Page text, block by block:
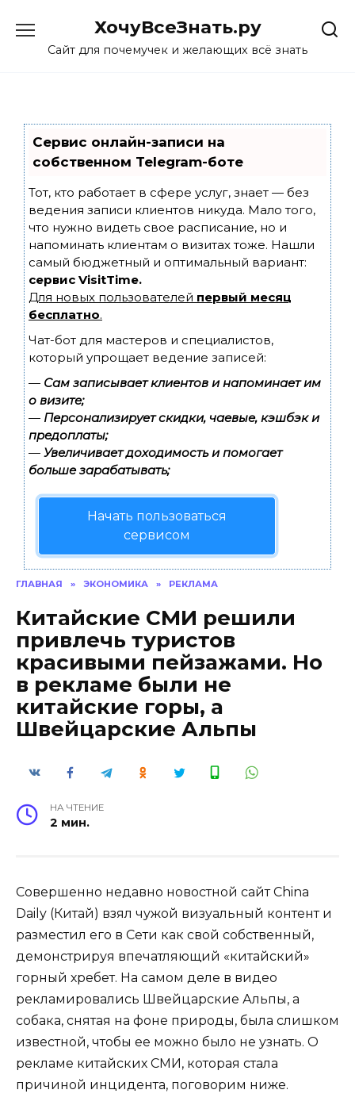
content
ХочуВсеЗнать.ру
Сайт для почемучек и желающих всё знать
Сервис онлайн-записи на
собственном Telegram-боте
Тот, кто работает в сфере услуг, знает — без
ведения записи клиентов никуда. Мало того,
что нужно видеть свое расписание, но и
напоминать клиентам о визитах тоже. Нашли
самый бюджетный и оптимальный вариант:
сервис VisitTime.
Для новых пользователей первый месяц
бесплатно.
Чат-бот для мастеров и специалистов,
который упрощает ведение записей:
— Сам записывает клиентов и напоминает им
о визите;
— Персонализирует скидки, чаевые, кэшбэк и
предоплаты;
— Увеличивает доходимость и помогает
больше зарабатывать;
Начать пользоваться
сервисом
ГЛАВНАЯ » ЭКОНОМИКА » РЕКЛАМА
Китайские СМИ решили
привлечь туристов
красивыми пейзажами. Но
в рекламе были не
китайские горы, а
Швейцарские Альпы
НА ЧТЕНИЕ
2 мин.
Совершенно недавно новостной сайт China
Daily (Китай) взял чужой визуальный контент и
разместил его в Сети как свой собственный,
демонстрируя впечатляющий «китайский»
горный хребет. На самом деле в видео
рекламировались Швейцарские Альпы, а
собака, снятая на фоне природы, была слишком
известной, чтобы ее можно было не узнать. О
рекламе китайских СМИ, которая стала
причиной инцидента, поговорим ниже.